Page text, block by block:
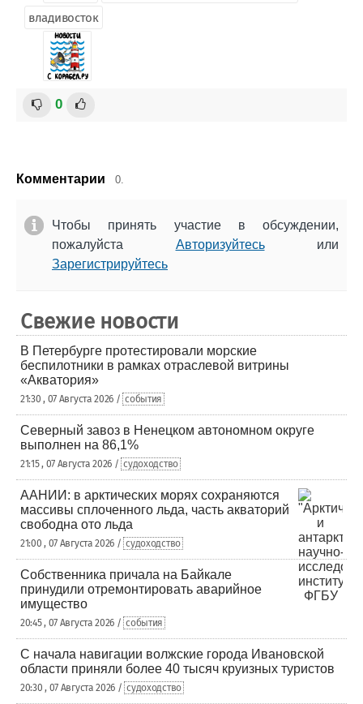
владивосток
0
Комментарии 0.
Чтобы принять участие в обсуждении,
пожалуйста Авторизуйтесьили
Зарегистрируйтесь
Свежие новости
В Петербурге протестировали морские
беспилотники в рамках отраслевой витрины
«Акватория»
21:30 , 07 Августа 2026 / события
Северный завоз в Ненецком автономном округе
выполнен на 86,1%
21:15 , 07 Августа 2026 / судоходство
ААНИИ: в арктических морях сохраняются
массивы сплоченного льда, часть акваторий
свободна ото льда
21:00 , 07 Августа 2026 / судоходство
Собственника причала на Байкале
принудили отремонтировать аварийное
имущество
20:45 , 07 Августа 2026 / события
С начала навигации волжские города Ивановской
области приняли более 40 тысяч круизных туристов
20:30 , 07 Августа 2026 / судоходство